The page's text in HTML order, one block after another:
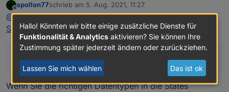
Offline
apollon77schrieb am 5. Aug. 2021, 11:27
zuletzt editiert von
@michael-schmittsagte injs-controller 3.3 jetzt im
STABLE! :
Wenn Sie die richtigen Datentypen in die States
Hallo! Könnten wir bitte einige zusätzliche Dienste für
Funktionalität & Analytics aktivieren? Sie können Ihre
Zustimmung später jederzeit ändern oder zurückziehen.
Lassen Sie mich wählen Das ist ok